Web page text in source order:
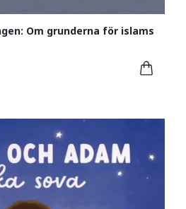
Om grunderna för islams